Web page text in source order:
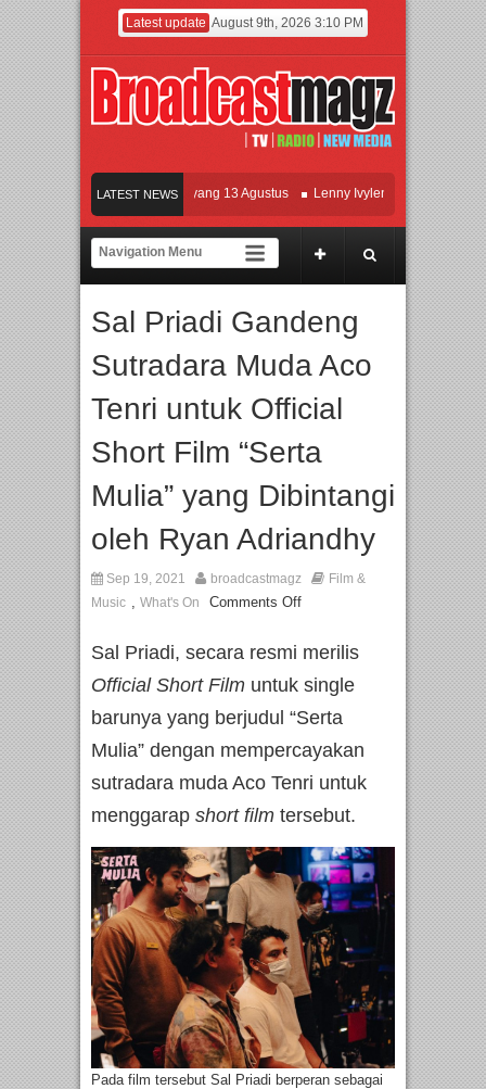
Latest update August 9th, 2026 3:10 PM
LATEST NEWS
KETOK MEJIK Siap Tayang 13 Agustus Lenny Ivylen: 26 Tahun Jaga
dan Universitas Agung Podomoro Jalin Kerja Sama Pendidikan dan Riset untuk
Sal Priadi Gandeng
Sutradara Muda Aco
Tenri untuk Official
Short Film “Serta
Mulia” yang Dibintangi
oleh Ryan Adriandhy
Sep 19, 2021 broadcastmagz
Film &
Music , What's On Comments Off
Sal Priadi, secara resmi merilis
Official Short Film untuk single
barunya yang berjudul “Serta
Mulia” dengan mempercayakan
sutradara muda Aco Tenri untuk
menggarap short film tersebut.
Pada film tersebut Sal Priadi berperan sebagai